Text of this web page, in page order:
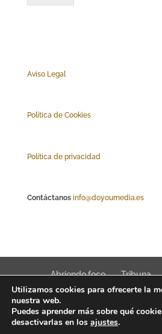
Aviso Legal
Política de Cookies
Política de privacidad
Contáctanos info@doyoumedia.es
Abriendo foco Tribuna
Actualidad
Innovación
Utilizamos cookies para ofrecerte la
nuestra web.
Puedes aprender más sobre qué
desactivarlas en los ajustes.